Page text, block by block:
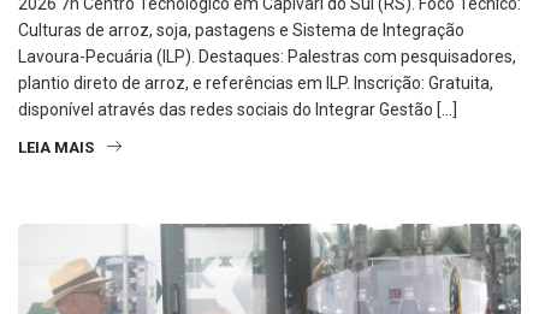
Culturas de arroz, soja, pastagens e Sistema de Integração
Lavoura-Pecuária (ILP). Destaques: Palestras com pesquisadores,
plantio direto de arroz, e referências em ILP. Inscrição: Gratuita,
disponível através das redes sociais do Integrar Gestão […]
LEIA MAIS